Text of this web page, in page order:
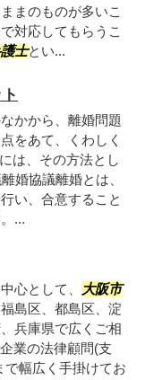
まのものが多いこ
対応してもらうこ
士とい...
かから、離婚問題
をあて、くわしく
は、その方法とし
婚協議離婚とは、
い、合意すること
...
心として、
大阪市
島区、都島区、淀
兵庫県で広くご相
業の法律顧問(支
幅広く手掛けてお